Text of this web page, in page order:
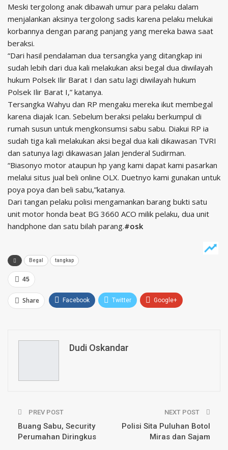
Meski tergolong anak dibawah umur para pelaku dalam
menjalankan aksinya tergolong sadis karena pelaku melukai
korbannya dengan parang panjang yang mereka bawa saat
beraksi.
“Dari hasil pendalaman dua tersangka yang ditangkap ini
sudah lebih dari dua kali melakukan aksi begal dua diwilayah
hukum Polsek Ilir Barat I dan satu lagi diwilayah hukum
Polsek Ilir Barat I,” katanya.
Tersangka Wahyu dan RP mengaku mereka ikut membegal
karena diajak Ican. Sebelum beraksi pelaku berkumpul di
rumah susun untuk mengkonsumsi sabu sabu. Diakui RP ia
sudah tiga kali melakukan aksi begal dua kali dikawasan TVRI
dan satunya lagi dikawasan Jalan Jenderal Sudirman.
“Biasonyo motor ataupun hp yang kami dapat kami pasarkan
melalui situs jual beli online OLX. Duetnyo kami gunakan untuk
poya poya dan beli sabu,”katanya.
Dari tangan pelaku polisi mengamankan barang bukti satu
unit motor honda beat BG 3660 ACO milik pelaku, dua unit
handphone dan satu bilah parang.#osk
Begal tangkap
45
Share Facebook Twitter Google+
Email
Dudi Oskandar
PREV POST
Buang Sabu, Security
Perumahan Diringkus
NEXT POST
Polisi Sita Puluhan Botol
Miras dan Sajam